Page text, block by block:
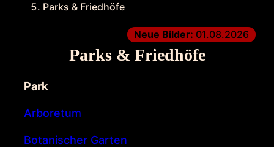
Parks & Friedhöfe
Neue Bilder: 01.08.2026
Parks & Friedhöfe
Park
Arboretum
Botanischer Garten